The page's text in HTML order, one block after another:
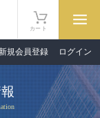
カート
規会員登録 ログイン